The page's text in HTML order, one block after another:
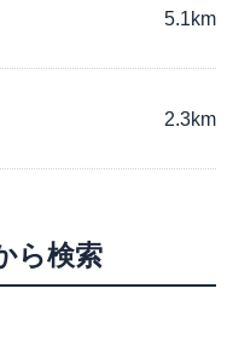
5.1km
2.3km
ら検索